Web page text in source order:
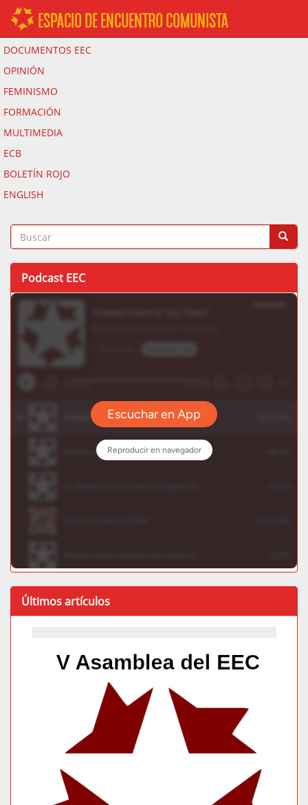
ESPACIO DE ENCUENTRO COMUNISTA
DOCUMENTOS EEC
OPINIÓN
FEMINISMO
FORMACIÓN
MULTIMEDIA
ECB
BOLETÍN ROJO
ENGLISH
Podcast EEC
Últimos artículos